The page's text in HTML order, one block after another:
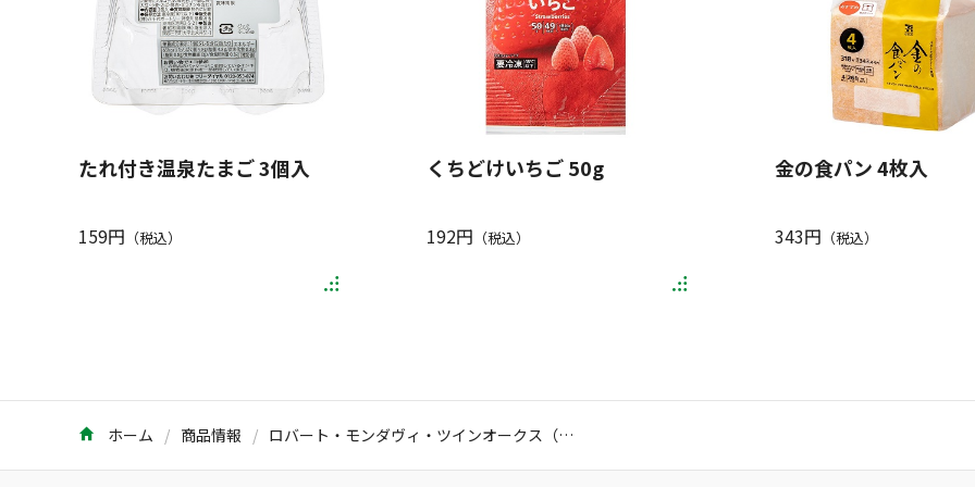
たれ付き温泉たまご 3個入
159円 （税込）
くちどけいちご 50g
192円 （税込）
金の食パン 4枚入
343円 （税込）
ホーム 商品情報 ロバート・モンダヴィ・ツインオークス（赤）にあう商品 の商品